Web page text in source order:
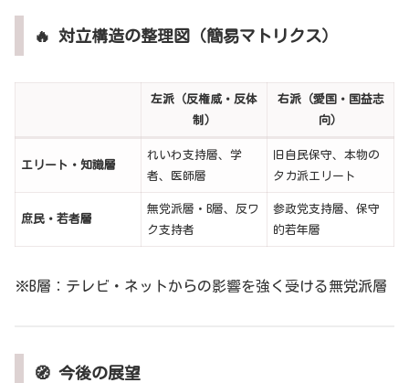
🔥 対立構造の整理図（簡易マトリクス）
左派（反権威・反体
制）
右派（愛国・国益志
向）
エリート・知識層
れいわ支持層、学
者、医師層
旧自民保守、本物の
タカ派エリート
庶民・若者層
無党派層・B層、反ワ
ク支持者
参政党支持層、保守
的若年層
※B層：テレビ・ネットからの影響を強く受ける無党派層
🧭 今後の展望